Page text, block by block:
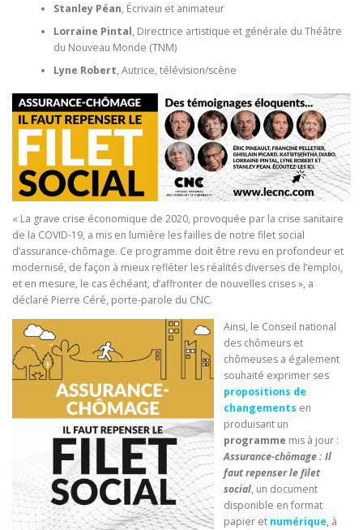
Stanley Péan, Écrivain et animateur
Lorraine Pintal, Directrice artistique et générale du Théâtre
du Nouveau Monde (TNM)
Lyne Robert, Autrice, télévision/scène
« La grave crise économique de 2020, provoquée par la crise sanitaire
de la COVID-19, a mis en lumière les failles de notre filet social
d’assurance-chômage. Ce programme doit être revu en profondeur et
modernisé, de façon à mieux refléter les réalités diverses de l’emploi,
et en mesure, le cas échéant, d’affronter de nouvelles crises », a
déclaré Pierre Céré, porte-parole du CNC.
Ainsi, le Conseil national
des chômeurs et
chômeuses a également
souhaité exprimer ses
propositions de
changements en
produisant un
programme mis à jour :
Assurance-chômage : Il
faut repenser le filet
social, un document
disponible en format
papier et numérique, à